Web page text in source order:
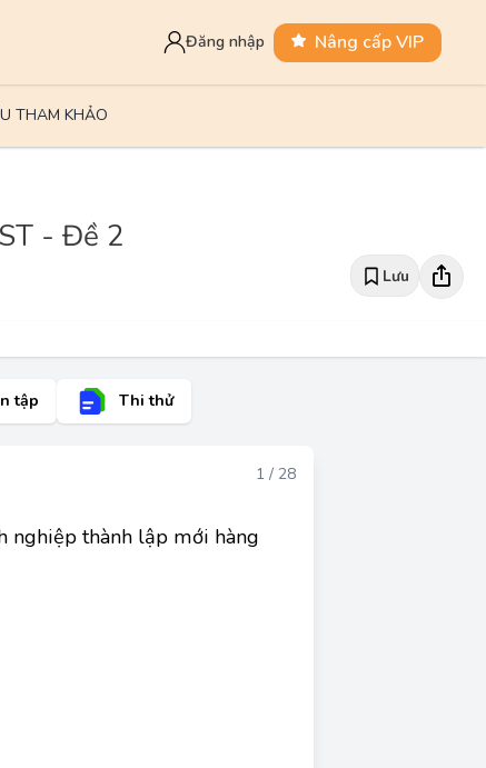
Đăng nhập Nâng cấp VIP
THAM KHẢO
- Đề 2
Lưu
tập Thi thử
1 / 28
nghiệp thành lập mới hàng
thành lập và nhu cầu lớn từ thị trường.
kinh tế tập thể và kinh tế có vốn đầu tư